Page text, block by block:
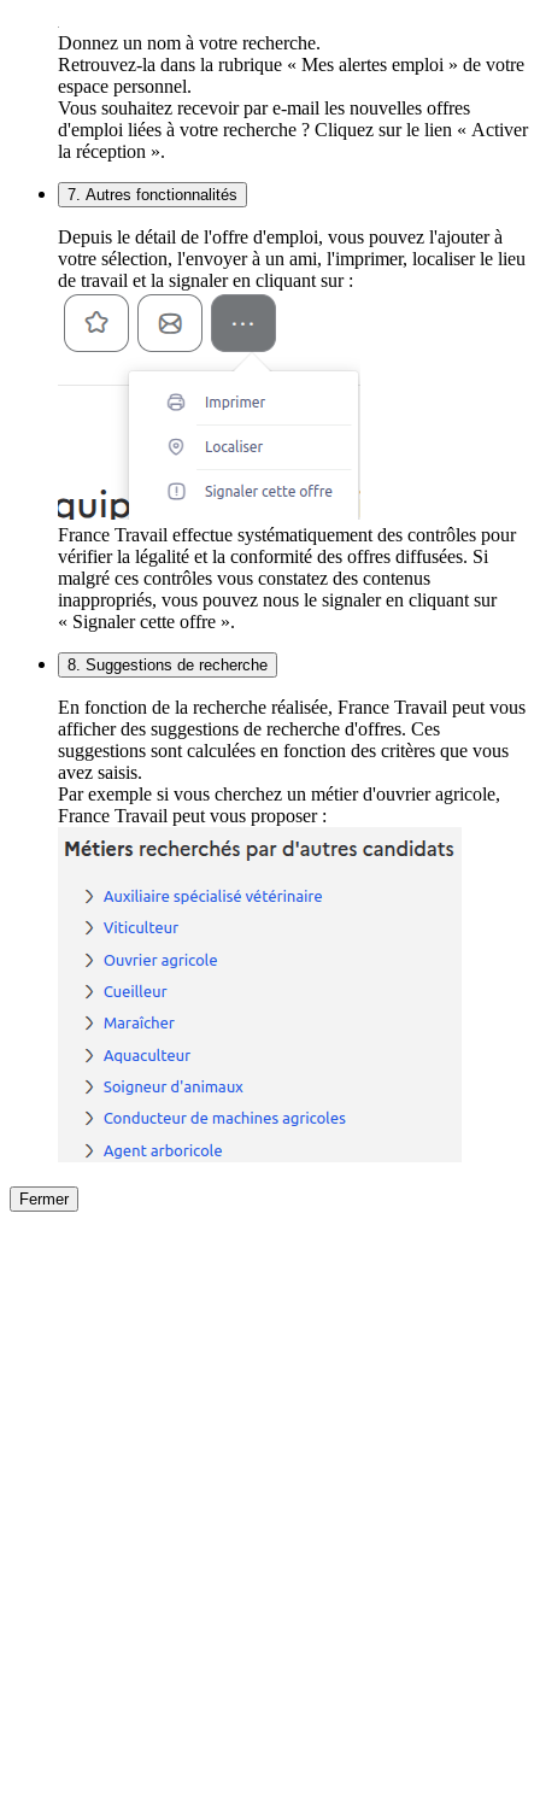
Donnez un nom à votre recherche.
Retrouvez-la dans la rubrique « Mes alertes emploi » de votre
espace personnel.
Vous souhaitez recevoir par e-mail les nouvelles offres
d'emploi liées à votre recherche ? Cliquez sur le lien « Activer
la réception ».
7. Autres fonctionnalités
Depuis le détail de l'offre d'emploi, vous pouvez l'ajouter à
votre sélection, l'envoyer à un ami, l'imprimer, localiser le lieu
de travail et la signaler en cliquant sur :
France Travail effectue systématiquement des contrôles pour
vérifier la légalité et la conformité des offres diffusées. Si
malgré ces contrôles vous constatez des contenus
inappropriés, vous pouvez nous le signaler en cliquant sur
« Signaler cette offre ».
8. Suggestions de recherche
En fonction de la recherche réalisée, France Travail peut vous
afficher des suggestions de recherche d'offres. Ces
suggestions sont calculées en fonction des critères que vous
avez saisis.
Par exemple si vous cherchez un métier d'ouvrier agricole,
France Travail peut vous proposer :
Fermer